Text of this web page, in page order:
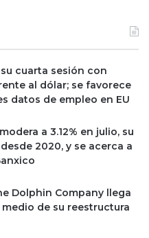
cuarta sesión con
al dólar; se favorece
datos de empleo en EU
a 3.12% en julio, su
2020, y se acerca a
Dolphin Company llega
medio de su reestructura